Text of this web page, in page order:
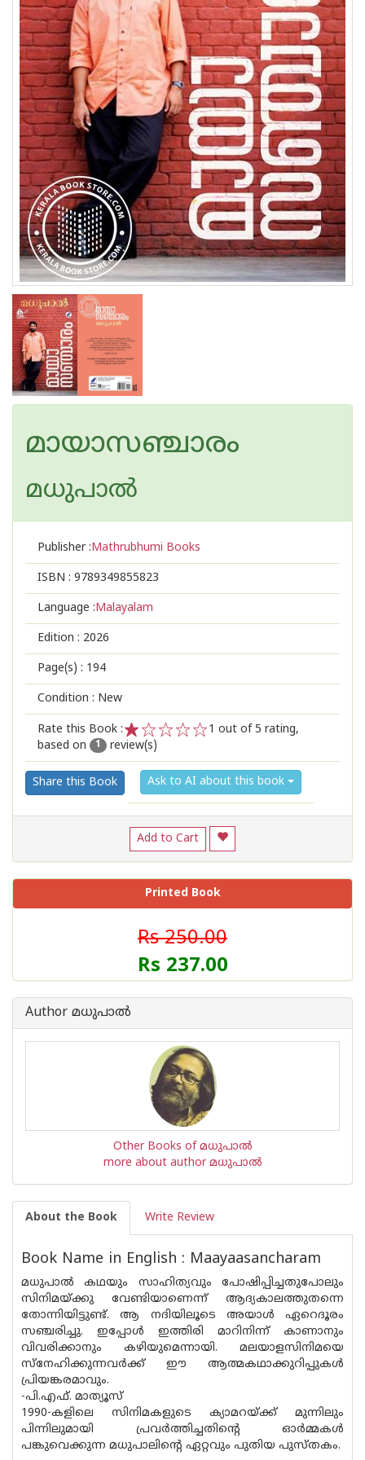
മായാസഞ്ചാരം
മധുപാല്‍
Publisher :Mathrubhumi Books
ISBN : 9789349855823
Language :Malayalam
Edition : 2026
Page(s) : 194
Condition : New
Rate this Book :
2
1
1 out of 5 rating,
based on
1 review(s)
Share this Book Ask to AI about this book
Add to Cart
Printed Book
Rs 250.00
Rs 237.00
Author മധുപാല്‍
Other Books of മധുപാല്‍
more about author മധുപാല്‍
About the Book Write Review
Book Name in English : Maayaasancharam
മധുപാല്‍ കഥയും സാഹിത്യവും പോഷിപ്പിച്ചതുപോലും
സിനിമയ്ക്കു വേണ്ടിയാണെന്ന് ആദ്യകാലത്തുതന്നെ
തോന്നിയിട്ടുണ്ട്. ആ നദിയിലൂടെ അയാള്‍ ഏറെദൂരം
സഞ്ചരിച്ചു. ഇപ്പോള്‍ ഇത്തിരി മാറിനിന്ന് കാണാനും
വിവരിക്കാനും കഴിയുമെന്നായി. മലയാളസിനിമയെ
സ്‌നേഹിക്കുന്നവര്‍ക്ക് ഈ ആത്മകഥാക്കുറിപ്പുകള്‍
പ്രിയങ്കരമാവും.
-പി.എഫ്. മാത്യൂസ്
1990-കളിലെ സിനിമകളുടെ ക്യാമറയ്ക്ക് മുന്നിലും
പിന്നിലുമായി പ്രവര്‍ത്തിച്ചതിന്റെ ഓര്‍മ്മകള്‍
പങ്കുവെക്കുന്ന മധുപാലിന്റെ ഏറ്റവും പുതിയ പുസ്തകം.